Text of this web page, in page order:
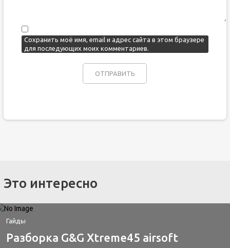
Сохранить моё имя, email и адрес сайта в этом браузере
для последующих моих комментариев.
Это интересно
Гайды
Разборка G&G Xtreme45 airsoft